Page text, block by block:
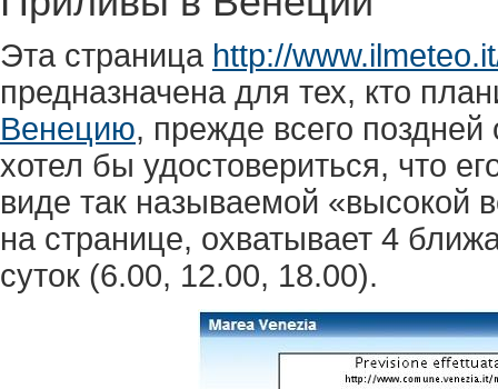
Эта страница http://
предназначена для тех, кто
Венецию, прежде всего
хотел бы удостовериться, что
виде так называемой «высокой
на странице, охватывает 4
суток (6.00, 12.00, 18.00).